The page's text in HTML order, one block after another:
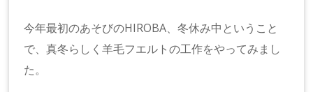
今年最初のあそびのHIROBA、冬休み中ということ
で、真冬らしく羊毛フエルトの工作をやってみまし
た。